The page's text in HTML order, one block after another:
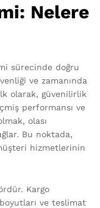
Nelere
sürecinde doğru
ve zamanında
olarak, güvenilirlik
performansı ve
olası
Bu noktada,
hizmetlerinin
Kargo
ve teslimat